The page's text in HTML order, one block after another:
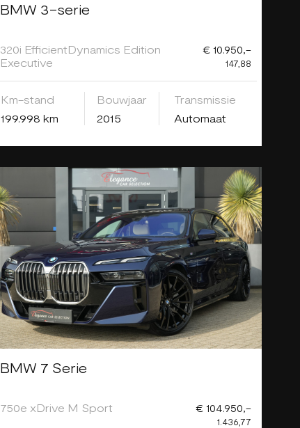
BMW 3-serie
320i EfficientDynamics Edition
Executive
€ 10.950,-
147,88
Km-stand
199.998 km
Bouwjaar
2015
Transmissie
Automaat
BMW 7 Serie
750e xDrive M Sport € 104.950,-
1.436,77